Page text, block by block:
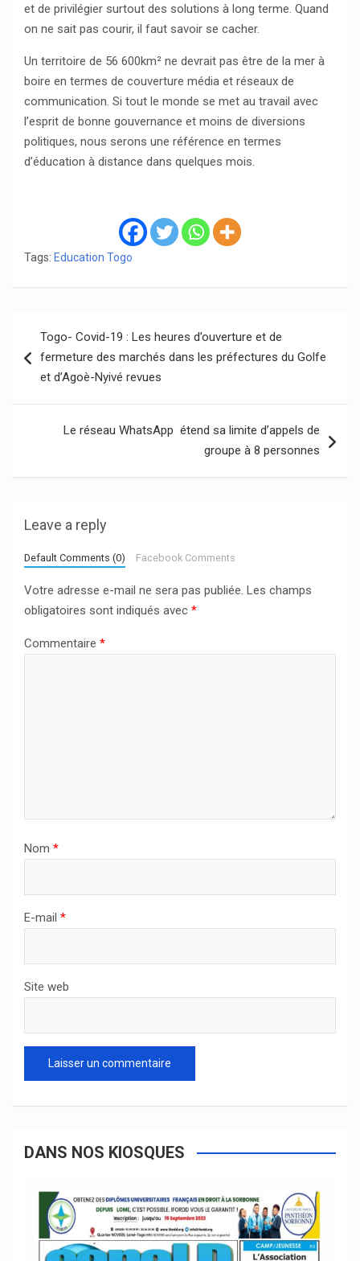
et de privilégier surtout des solutions à long terme. Quand
on ne sait pas courir, il faut savoir se cacher.
Un territoire de 56 600km² ne devrait pas être de la mer à
boire en termes de couverture média et réseaux de
communication. Si tout le monde se met au travail avec
l’esprit de bonne gouvernance et moins de diversions
politiques, nous serons une référence en termes
d’éducation à distance dans quelques mois.
Tags: Education Togo
de
l’article
Togo- Covid-19 : Les heures d’ouverture et de
fermeture des marchés dans les préfectures du Golfe
et d’Agoè-Nyivé revues
Le réseau WhatsApp étend sa limite d’appels de
groupe à 8 personnes
Leave a reply
Default Comments (0) Facebook Comments
Votre adresse e-mail ne sera pas publiée. Les champs
obligatoires sont indiqués avec *
Commentaire *
Nom *
E-mail *
Site web
DANS NOS KIOSQUES